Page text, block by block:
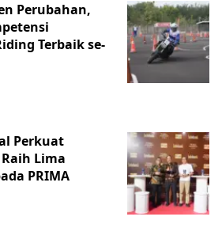
Perubahan,
Terbaik se-
Perkuat
Lima
PRIMA